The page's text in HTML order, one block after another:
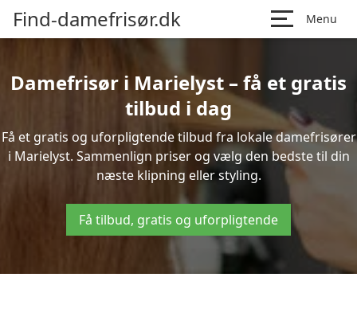
Find-damefrisør.dk Menu
Damefrisør i Marielyst – få et gratis
tilbud i dag
Få et gratis og uforpligtende tilbud fra lokale damefrisører
i Marielyst. Sammenlign priser og vælg den bedste til din
næste klipning eller styling.
Få tilbud, gratis og uforpligtende